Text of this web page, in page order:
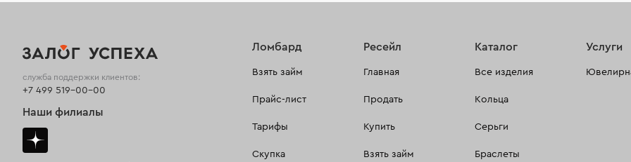
Ломбард
Взять займ
Прайс-лист
Тарифы
Скупка
Ресейл
Главная
Продать
Купить
Взять займ
Каталог
Все изделия
Кольца
Серьги
Браслеты
Услуги
служба поддержки клиентов:
+7 499 519-00-00
Наши филиалы